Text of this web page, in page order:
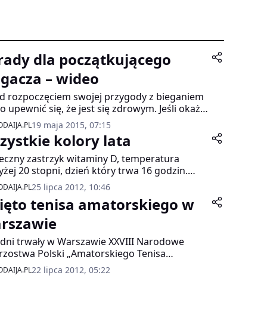
dla początkującego
– wideo
rozpoczęciem swojej przygody z bieganiem
upewnić się, że jest się zdrowym. Jeśli okaże
zdrowie pozwala na rozpoczęcie treningów
będzie już tylko motywacja.
19 maja 2015, 07:15
kolory lata
zastrzyk witaminy D, temperatura
20 stopni, dzień który trwa 16 godzin.
to sprawia, że lato zmienia nas w
energią optymistów. Mamy nie tylko
zapału do wykonywania codziennych
ale również odważniej podejmujemy
na które nie byłoby nas stać w innych
25 lipca 2012, 10:46
tenisa amatorskiego w
trwały w Warszawie XXVIII Narodowe
Polski „Amatorskiego Tenisa
Turniej okazał się pod każdym
rekordowy.
22 lipca 2012, 05:22